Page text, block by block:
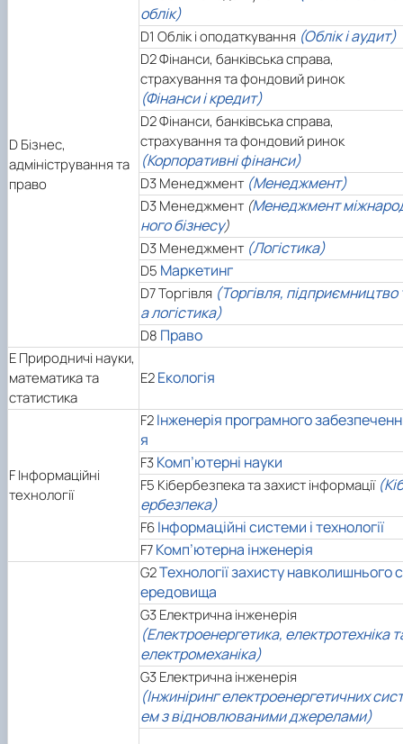
DБізнес,
адміністрування та
право
облік)
D1 Облік і оподаткування (Облік і аудит)
D2 Фінанси, банківська справа,
страхування та фондовий ринок
(Фінанси і кредит)
D2 Фінанси, банківська справа,
страхування та фондовий ринок
(Корпоративні фінанси)
D3 Менеджмент (Менеджмент)
D3 Менеджмент (Менеджмент
ного бізнесу)
D3 Менеджмент (Логістика)
D5 Маркетинг
D7 Торгівля (Торгівля, підприємництво
а логістика)
D8 Право
EПриродничі науки,
математика та
статистика
E2Екологія
F Інформаційні
технології
F2Інженерія програмного забезпеченн
я
F3Комп’ютерні науки
F5 Кібербезпека та захист інформації (Кіб
ербезпека)
F6Інформаційні системи і технології
F7Комп’ютерна інженерія
G2Технології захисту навколишнього с
ередовища
G3 Електрична інженерія
(Електроенергетика, електротехніка
електромеханіка)
G3 Електрична інженерія
(Інжиніринг електроенергетичних сист
ем з відновлюваними джерелами)